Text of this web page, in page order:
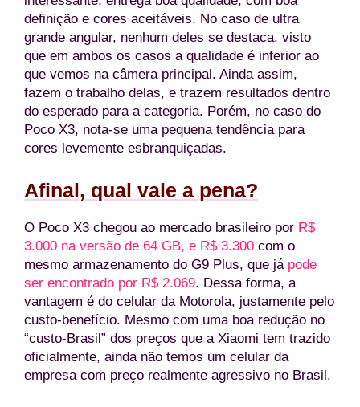
definição e cores aceitáveis. No caso de ultra
grande angular, nenhum deles se destaca, visto
que em ambos os casos a qualidade é inferior ao
que vemos na câmera principal. Ainda assim,
fazem o trabalho delas, e trazem resultados dentro
do esperado para a categoria. Porém, no caso do
Poco X3, nota-se uma pequena tendência para
cores levemente esbranquiçadas.
Afinal, qual vale a pena?
O Poco X3 chegou ao mercado brasileiro por R$
3.000 na versão de 64 GB, e R$ 3.300 com o
mesmo armazenamento do G9 Plus, que já pode
ser encontrado por R$ 2.069. Dessa forma, a
vantagem é do celular da Motorola, justamente pelo
custo-benefício. Mesmo com uma boa redução no
“custo-Brasil” dos preços que a Xiaomi tem trazido
oficialmente, ainda não temos um celular da
empresa com preço realmente agressivo no Brasil.